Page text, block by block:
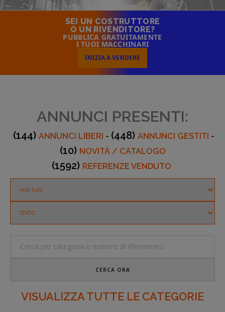
SEI UN COSTRUTTORE
O UN RIVENDITORE?
PUBBLICA GRATUITAMENTE
I TUOI MACCHINARI
INIZIA A VENDERE
ANNUNCI PRESENTI:
(144) ANNUNCI LIBERI - (448) ANNUNCI GESTITI -
(10) NOVITÀ / CATALOGO
(1592) REFERENZE VENDUTO
CERCA ORA
VISUALIZZA TUTTE LE CATEGORIE